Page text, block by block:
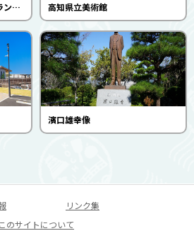
スープカレー&スウィーツ ランヤ ニコット 高知県立美術館
濱口雄幸像
リンク集
このサイトについて